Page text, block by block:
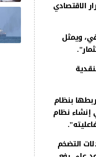
الاقتصادي
ويمثل
بنظام
إنشاء نظام
التضخم